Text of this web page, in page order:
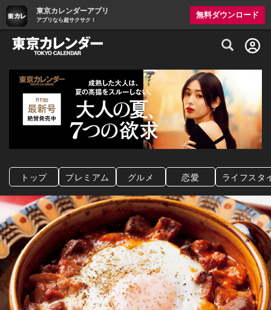
東京カレンダーアプリ
アプリなら超サクサク！
無料ダウンロード
グルメ情報・プレミアムレストラン予約
トップ プレミアム グルメ 恋愛 ライフスタ